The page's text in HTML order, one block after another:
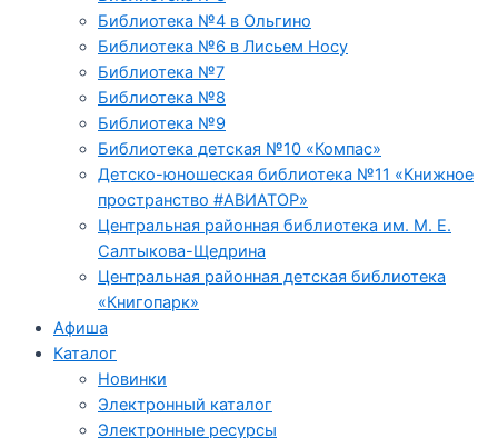
Библиотека №4 в Ольгино
Библиотека №6 в Лисьем Носу
Библиотека №7
Библиотека №8
Библиотека №9
Библиотека детская №10 «Компас»
Детско-юношеская библиотека №11 «Книжное
пространство #АВИАТОР»
Центральная районная библиотека им. М. Е.
Салтыкова-Щедрина
Центральная районная детская библиотека
«Книгопарк»
Афиша
Каталог
Новинки
Электронный каталог
Электронные ресурсы